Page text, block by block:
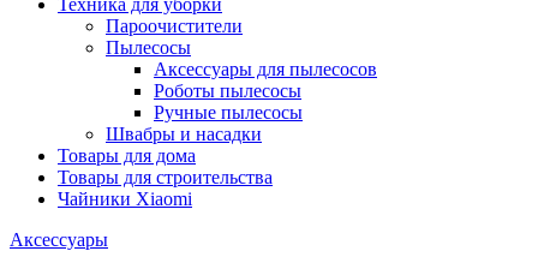
Техника для уборки
Пароочистители
Пылесосы
Аксессуары для пылесосов
Роботы пылесосы
Ручные пылесосы
Швабры и насадки
Товары для дома
Товары для строительства
Чайники Xiaomi
Аксессуары